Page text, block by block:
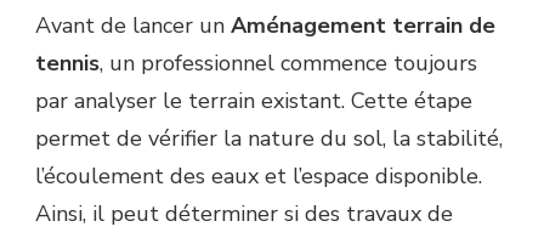
Avant de lancer un Aménagement terrain de
tennis, un professionnel commence toujours
par analyser le terrain existant. Cette étape
permet de vérifier la nature du sol, la stabilité,
l’écoulement des eaux et l’espace disponible.
Ainsi, il peut déterminer si des travaux de